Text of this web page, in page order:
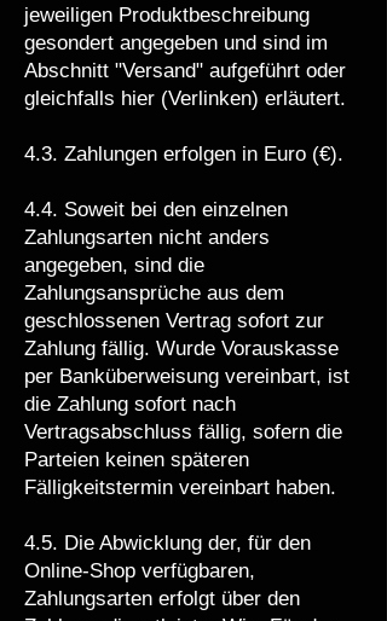
jeweiligen Produktbeschreibung
gesondert angegeben und sind im
Abschnitt "Versand" aufgeführt oder
gleichfalls hier (Verlinken) erläutert.
4.3. Zahlungen erfolgen in Euro (€).
4.4. Soweit bei den einzelnen
Zahlungsarten nicht anders
angegeben, sind die
Zahlungsansprüche aus dem
geschlossenen Vertrag sofort zur
Zahlung fällig. Wurde Vorauskasse
per Banküberweisung vereinbart, ist
die Zahlung sofort nach
Vertragsabschluss fällig, sofern die
Parteien keinen späteren
Fälligkeitstermin vereinbart haben.
4.5. Die Abwicklung der, für den
Online-Shop verfügbaren,
Zahlungsarten erfolgt über den